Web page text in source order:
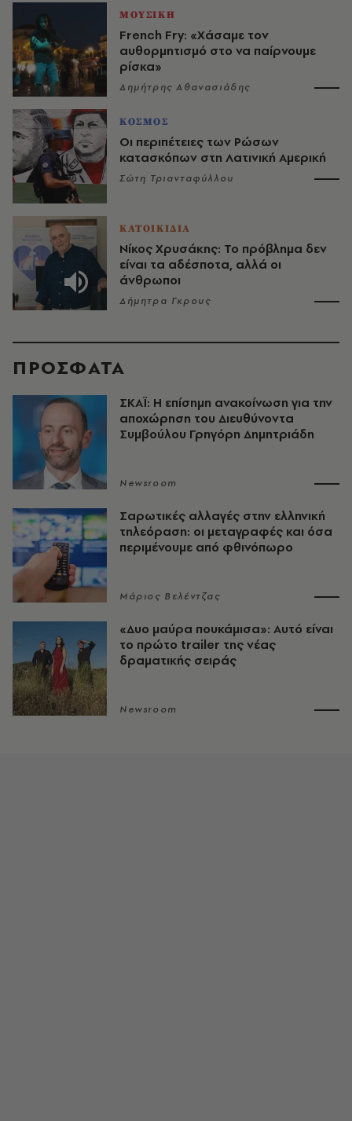
ΜΟΥΣΙΚΗ
French Fry: «Χάσαμε τον
αυθορμητισμό στο να παίρνουμε
ρίσκα»
Δημήτρης Αθανασιάδης
ΚΟΣΜΟΣ
Οι περιπέτειες των Ρώσων
κατασκόπων στη Λατινική Αμερική
Σώτη Τριανταφύλλου
ΚΑΤΟΙΚΙΔΙΑ
Νίκος Χρυσάκης: Το πρόβλημα δεν
είναι τα αδέσποτα, αλλά οι
άνθρωποι
Δήμητρα Γκρους
ΠΡΟΣΦΑΤΑ
ΣΚΑΪ: Η επίσημη ανακοίνωση για την
αποχώρηση του Διευθύνοντα
Συμβούλου Γρηγόρη Δημητριάδη
Newsroom
Σαρωτικές αλλαγές στην ελληνική
τηλεόραση: οι μεταγραφές και όσα
περιμένουμε από φθινόπωρο
Μάριος Βελέντζας
«Δυο μαύρα πουκάμισα»: Αυτό είναι
το πρώτο trailer της νέας
δραματικής σειράς
Newsroom